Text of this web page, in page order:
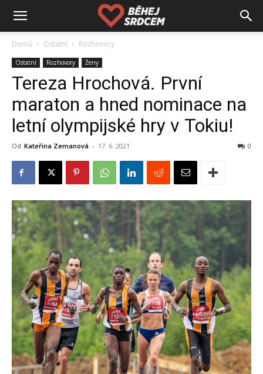
Domů Ostatní Rozhovory
Ostatní Rozhovory Ženy
Tereza Hrochová. První
maraton a hned nominace na
letní olympijské hry v Tokiu!
Od Kateřina Zemanová - 17. 6. 2021 0